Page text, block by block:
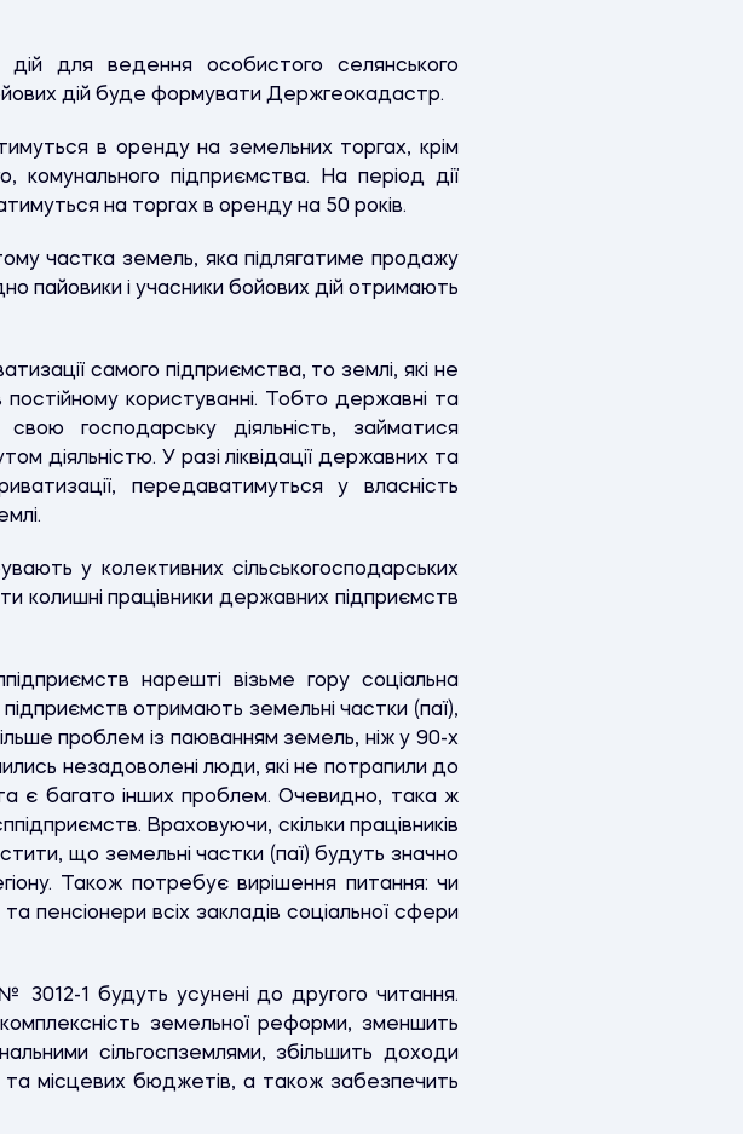
для ведення особистого селянського
дій буде формувати Держгеокадастр.
в оренду на земельних торгах, крім
комунального підприємства. На період дії
на торгах в оренду на 50 років.
частка земель, яка підлягатиме продажу
пайовики і учасники бойових дій отримають
самого підприємства, то землі, які не
користуванні. Тобто державні та
господарську діяльність, займатися
діяльністю. У разі ліквідації державних та
передаватимуться у власність
у колективних сільськогосподарських
колишні працівники державних підприємств
нарешті візьме гору соціальна
отримають земельні частки (паї),
проблем із паюванням земель, ніж у 90-х
незадоволені люди, які не потрапили до
та є багато інших проблем. Очевидно, така ж
Враховуючи, скільки працівників
що земельні частки (паї) будуть значно
Також потребує вирішення питання: чи
пенсіонери всіх закладів соціальної сфери
3012-1 будуть усунені до другого читання.
земельної реформи, зменшить
сільгоспземлями, збільшить доходи
місцевих бюджетів, а також забезпечить